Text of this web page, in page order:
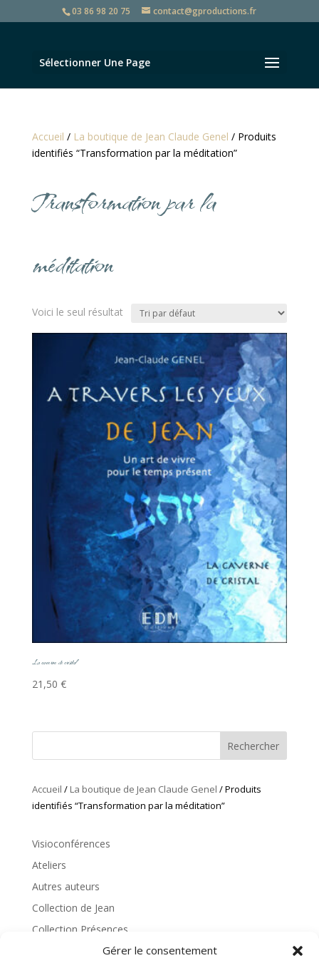
Gérer le consentement
03 86 98 20 75 contact@gproductions.fr
Sélectionner Une Page
Accueil / La boutique de Jean Claude Genel / Produits
identifiés “Transformation par la méditation”
Transformation par la
méditation
Voici le seul résultat
La caverne de cristal
21,50 €
Rechercher
Accueil / La boutique de Jean Claude Genel / Produits
identifiés “Transformation par la méditation”
Visioconférences
Ateliers
Autres auteurs
Collection de Jean
Collection Présences
Collection Wesak